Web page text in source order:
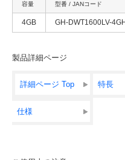
容量 型番 / JANコード
4GB GH-DWT1600LV-
製品詳細ページ
詳細ページ Top 特長
仕様